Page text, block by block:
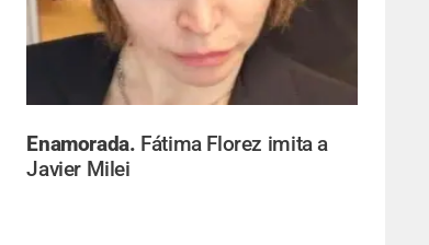
Enamorada. Fátima Florez imita a
Javier Milei